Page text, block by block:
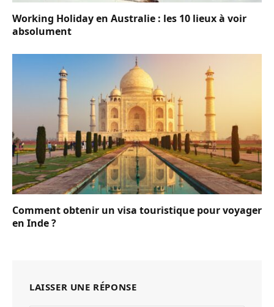
Working Holiday en Australie : les 10 lieux à voir
absolument
Comment obtenir un visa touristique pour voyager
en Inde ?
LAISSER UNE RÉPONSE